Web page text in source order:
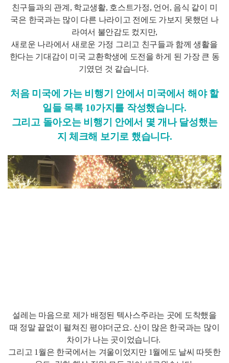
친구들과의 관계, 학교생활, 호스트가정, 언어, 음식 같이 미
국은 한국과는 많이 다른 나라이고 전에도 가보지 못했던 나
라여서 불안감도 컸지만,
새로운 나라에서 새로운 가정 그리고 친구들과 함께 생활을
한다는 기대감이 미국 교환학생에 도전을 하게 된 가장 큰 동
기였던 것 같습니다.
처음 미국에 가는 비행기 안에서 미국에서 해야 할
일들 목록 10가지를 작성했습니다.
그리고 돌아오는 비행기 안에서 몇 개나 달성했는
지 체크해 보기로 했습니다.
설레는 마음으로 제가 배정된 텍사스주라는 곳에 도착했을
때 정말 끝없이 펼쳐진 평야더군요. 산이 많은 한국과는 많이
차이가 나는 곳이었습니다.
그리고 1월은 한국에서는 겨울이었지만 1월에도 날씨 따뜻한